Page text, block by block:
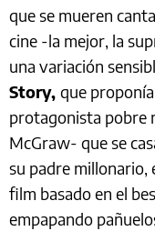
que se mueren
cine -la mejor, la
una variación
Story, que
protagonista pobre
McGraw- que se
su padre millonario,
film basado en el
empapando